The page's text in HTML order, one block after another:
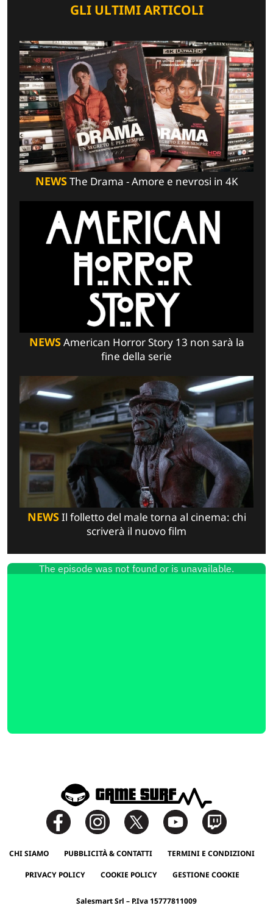
GLI ULTIMI ARTICOLI
NEWSThe Drama - Amore e nevrosi in 4K
NEWSAmerican Horror Story 13 non sarà la
fine della serie
NEWSIl folletto del male torna al cinema: chi
scriverà il nuovo film
CHI SIAMO PUBBLICITÀ & CONTATTI TERMINI E CONDIZIONI
PRIVACY POLICY COOKIE POLICY GESTIONE COOKIE
Salesmart Srl – P.Iva 15777811009